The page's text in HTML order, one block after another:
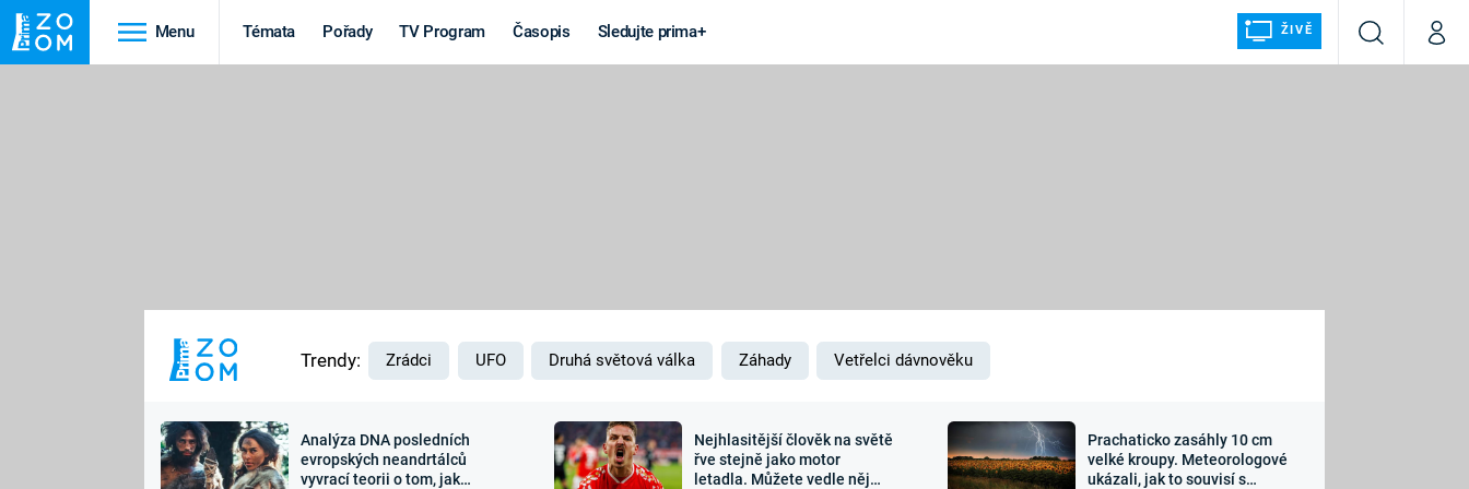
Menu Témata Pořady TV Program Časopis Sledujte prima+ ŽIVĚ
VyhledáváníMůj
MARS
Výročí
Záhady a
Zajímavosti Sledujte nás
Trendy: Zrádci UFO Druhá světová válka Záhady Vetřelci dávnověku
Analýza DNA posledních
evropských neandrtálců
vyvrací teorii o tom, jak
Nejhlasitější člověk na světě
řve stejně jako motor
letadla. Můžete vedle něj
Prachaticko zasáhly 10 cm
velké kroupy. Meteorologové
ukázali, jak to souvisí s